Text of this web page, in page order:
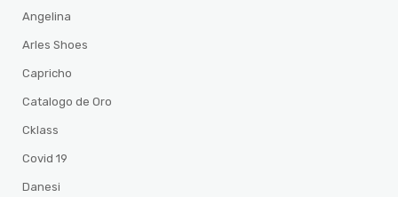
Angelina
Arles Shoes
Capricho
Catalogo de Oro
Cklass
Covid 19
Danesi